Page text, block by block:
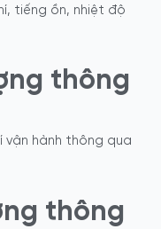
tiếng ồn, nhiệt độ
thông
vận hành thông qua
thông